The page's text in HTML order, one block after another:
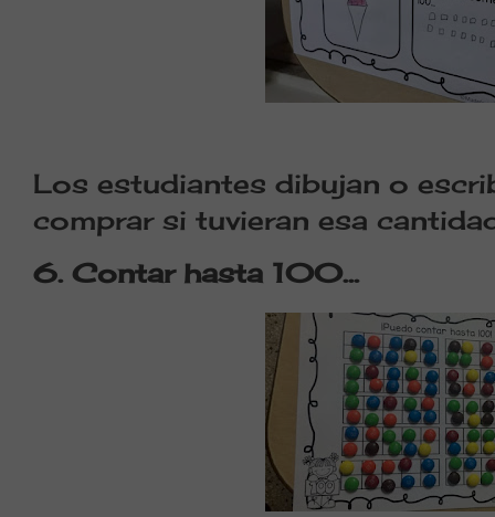
Los estudiantes dibujan o
comprar si tuvieran esa
6. Contar hasta 100…